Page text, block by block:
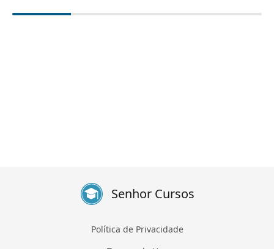
Senhor Cursos
Política de Privacidade